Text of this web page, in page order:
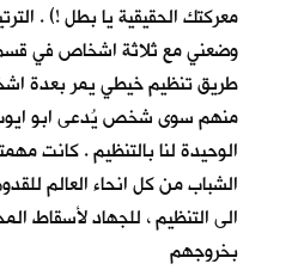
معركتك الحقيقية يا بطل !) .
وضعني مع ثلاثة اشخاص في
طريق تنظيم خيطي يمر بعدة
منهم سوى شخص يُدعى ابو
الوحيدة لنا بالتنظيم . كانت
الشباب من كل انحاء العالم
الى التنظيم ، للجهاد لأسقاط
بخروجهم